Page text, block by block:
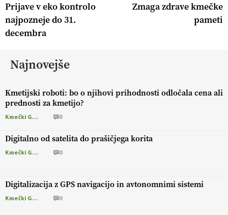
Prijave v eko kontrolo
najpozneje do 31.
decembra
Zmaga zdrave kmečke
pameti
Najnovejše
Kmetijski roboti: bo o njihovi prihodnosti odločala cena ali
prednosti za kmetijo?
Kmečki Glas 0
Digitalno od satelita do prašičjega korita
Kmečki Glas 0
Digitalizacija z GPS navigacijo in avtonomnimi sistemi
Kmečki Glas 0